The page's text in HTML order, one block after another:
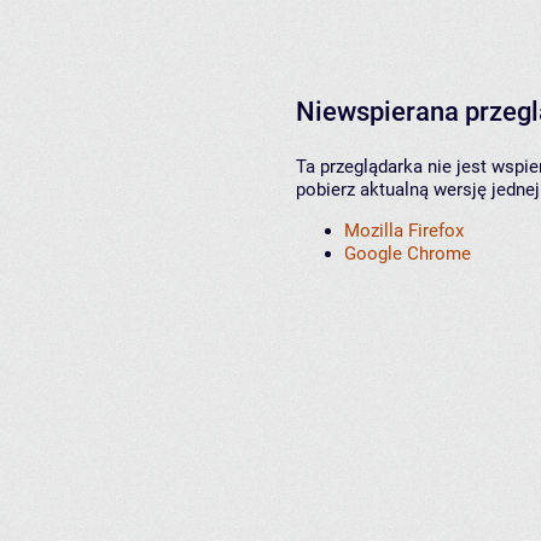
Niewspierana
Ta przeglądarka nie jest
pobierz aktualną wersję
Mozilla Firefox
Google Chrome